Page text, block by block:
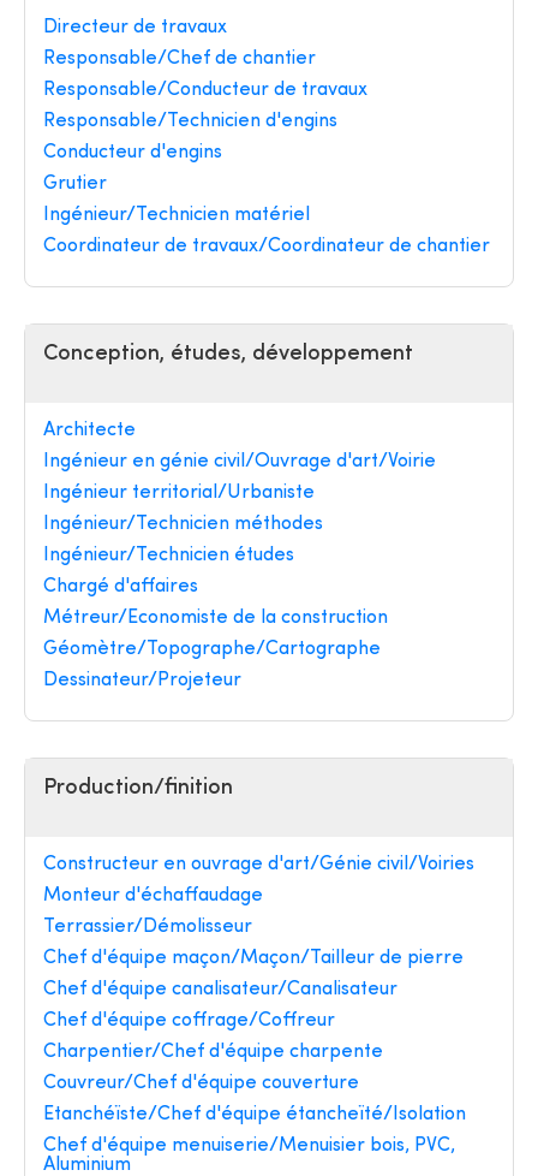
Directeur de travaux
Responsable/Chef de chantier
Responsable/Conducteur de travaux
Responsable/Technicien d'engins
Conducteur d'engins
Grutier
Ingénieur/Technicien matériel
Coordinateur de travaux/Coordinateur de chantier
Conception, études, développement
Architecte
Ingénieur en génie civil/Ouvrage d'art/Voirie
Ingénieur territorial/Urbaniste
Ingénieur/Technicien méthodes
Ingénieur/Technicien études
Chargé d'affaires
Métreur/Economiste de la construction
Géomètre/Topographe/Cartographe
Dessinateur/Projeteur
Production/finition
Constructeur en ouvrage d'art/Génie civil/Voiries
Monteur d'échaffaudage
Terrassier/Démolisseur
Chef d'équipe maçon/Maçon/Tailleur de pierre
Chef d'équipe canalisateur/Canalisateur
Chef d'équipe coffrage/Coffreur
Charpentier/Chef d'équipe charpente
Couvreur/Chef d'équipe couverture
Etanchéïste/Chef d'équipe étancheïté/Isolation
Chef d'équipe menuiserie/Menuisier bois, PVC,
Aluminium